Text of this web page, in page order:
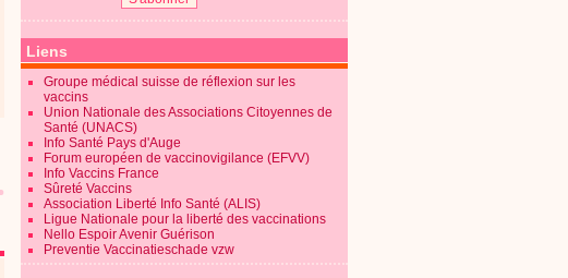
Liens
Groupe médical suisse de réflexion sur les
vaccins
Union Nationale des Associations Citoyennes de
Santé (UNACS)
Info Santé Pays d'Auge
Forum européen de vaccinovigilance (EFVV)
Info Vaccins France
Sûreté Vaccins
Association Liberté Info Santé (ALIS)
Ligue Nationale pour la liberté des vaccinations
Nello Espoir Avenir Guérison
Preventie Vaccinatieschade vzw